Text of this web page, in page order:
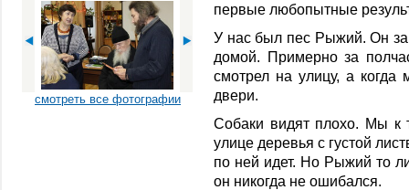
смотреть все фотографии
первые любопытные
У нас был пес Рыжий. Он
домой. Примерно за
смотрел на улицу, а
двери.
Собаки видят плохо. Мы
улице деревья с густой
по ней идет. Но Рыжий то
он никогда не ошибался.